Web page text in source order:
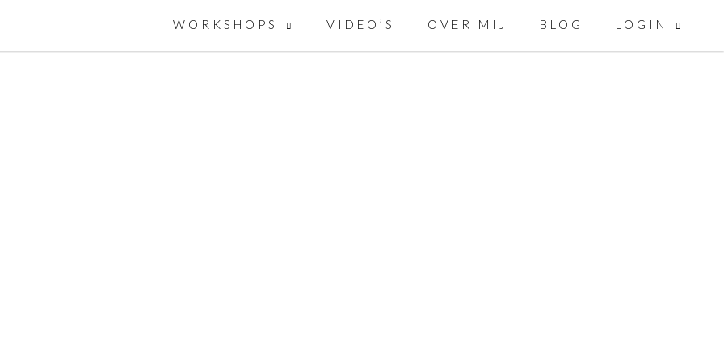
WORKSHOPS VIDEO’S OVER MIJ BLOG LOGIN